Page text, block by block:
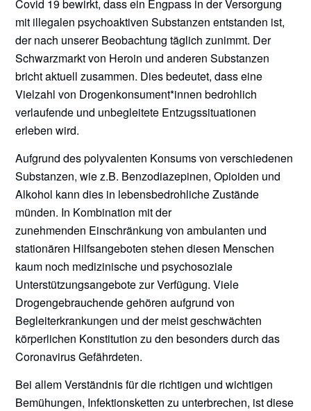
Covid 19 bewirkt, dass ein Engpass in der Versorgung
mit illegalen psychoaktiven Substanzen entstanden ist,
der nach unserer Beobachtung täglich zunimmt. Der
Schwarzmarkt von Heroin und anderen Substanzen
bricht aktuell zusammen. Dies bedeutet, dass eine
Vielzahl von Drogenkonsument*innen bedrohlich
verlaufende und unbegleitete Entzugssituationen
erleben wird.
Aufgrund des polyvalenten Konsums von verschiedenen
Substanzen, wie z.B. Benzodiazepinen, Opioiden und
Alkohol kann dies in lebensbedrohliche Zustände
münden. In Kombination mit der
zunehmenden Einschränkung von ambulanten und
stationären Hilfsangeboten stehen diesen Menschen
kaum noch medizinische und psychosoziale
Unterstützungsangebote zur Verfügung. Viele
Drogengebrauchende gehören aufgrund von
Begleiterkrankungen und der meist geschwächten
körperlichen Konstitution zu den besonders durch das
Coronavirus Gefährdeten.
Bei allem Verständnis für die richtigen und wichtigen
Bemühungen, Infektionsketten zu unterbrechen, ist diese